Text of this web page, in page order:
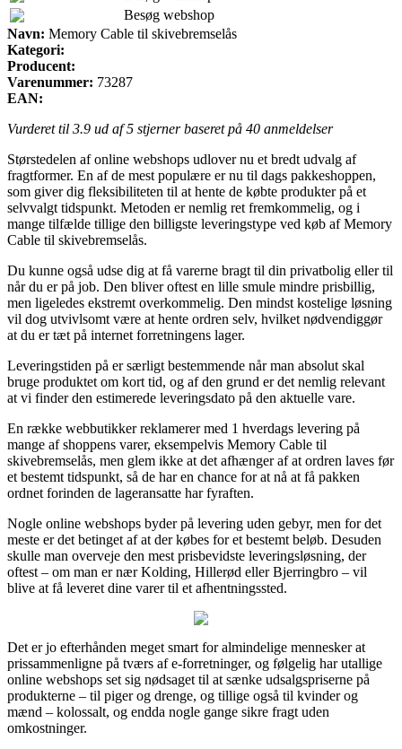
Besøg webshop
Navn: Memory Cable til skivebremselås
Kategori:
Producent:
Varenummer: 73287
EAN:
Vurderet til 3.9 ud af 5 stjerner baseret på 40 anmeldelser
Størstedelen af online webshops udlover nu et bredt udvalg af
fragtformer. En af de mest populære er nu til dags pakkeshoppen,
som giver dig fleksibiliteten til at hente de købte produkter på et
selvvalgt tidspunkt. Metoden er nemlig ret fremkommelig, og i
mange tilfælde tillige den billigste leveringstype ved køb af Memory
Cable til skivebremselås.
Du kunne også udse dig at få varerne bragt til din privatbolig eller til
når du er på job. Den bliver oftest en lille smule mindre prisbillig,
men ligeledes ekstremt overkommelig. Den mindst kostelige løsning
vil dog utvivlsomt være at hente ordren selv, hvilket nødvendiggør
at du er tæt på internet forretningens lager.
Leveringstiden på er særligt bestemmende når man absolut skal
bruge produktet om kort tid, og af den grund er det nemlig relevant
at vi finder den estimerede leveringsdato på den aktuelle vare.
En række webbutikker reklamerer med 1 hverdags levering på
mange af shoppens varer, eksempelvis Memory Cable til
skivebremselås, men glem ikke at det afhænger af at ordren laves før
et bestemt tidspunkt, så de har en chance for at nå at få pakken
ordnet forinden de lageransatte har fyraften.
Nogle online webshops byder på levering uden gebyr, men for det
meste er det betinget af at der købes for et bestemt beløb. Desuden
skulle man overveje den mest prisbevidste leveringsløsning, der
oftest – om man er nær Kolding, Hillerød eller Bjerringbro – vil
blive at få leveret dine varer til et afhentningssted.
Det er jo efterhånden meget smart for almindelige mennesker at
prissammenligne på tværs af e-forretninger, og følgelig har utallige
online webshops set sig nødsaget til at sænke udsalgspriserne på
produkterne – til piger og drenge, og tillige også til kvinder og
mænd – kolossalt, og endda nogle gange sikre fragt uden
omkostninger.